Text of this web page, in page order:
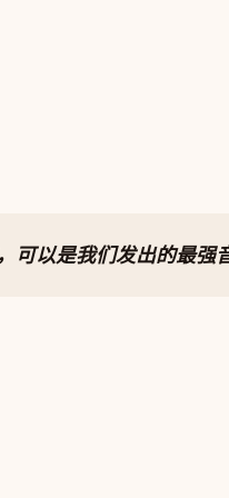
可以是我们发出的最强